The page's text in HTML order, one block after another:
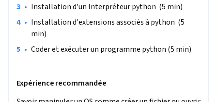
• Installation d'un Interpréteur python  (5 min)
• Installation d'extensions associés à python  (5
min)
• Coder et exécuter un programme python (5 min)
Expérience recommandée